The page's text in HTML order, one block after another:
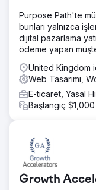
Purpose Path'te
bunları yalnızca
dijital pazarlama
ödeme yapan
United Kingdom
Web Tasarımı,
E-ticaret, Yasal
Başlangıç $1,000
Growth